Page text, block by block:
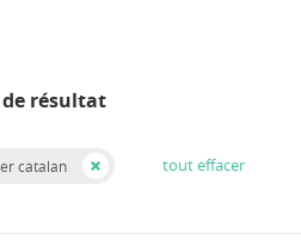
de résultat
catalan tout effacer